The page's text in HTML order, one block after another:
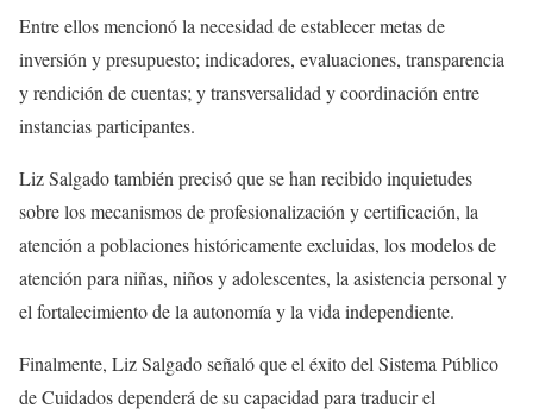
Entre ellos mencionó la necesidad de establecer metas de
inversión y presupuesto; indicadores, evaluaciones, transparencia
y rendición de cuentas; y transversalidad y coordinación entre
instancias participantes.
Liz Salgado también precisó que se han recibido inquietudes
sobre los mecanismos de profesionalización y certificación, la
atención a poblaciones históricamente excluidas, los modelos de
atención para niñas, niños y adolescentes, la asistencia personal y
el fortalecimiento de la autonomía y la vida independiente.
Finalmente, Liz Salgado señaló que el éxito del Sistema Público
de Cuidados dependerá de su capacidad para traducir el